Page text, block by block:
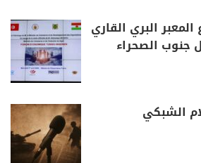
البري القاري
جنوب الصحراء
الشبكي